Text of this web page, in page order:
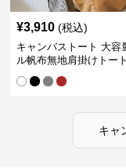
¥3,910 (税込)
キャンバストート 大容
ル帆布無地肩掛けトー
キャ